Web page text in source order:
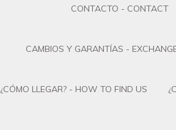
CONTACTO - CONTACT
CAMBIOS Y GARANTÍAS -
¿CÓMO LLEGAR? - HOW TO FIND US